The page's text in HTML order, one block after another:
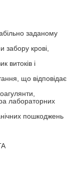
заданому
забору крові,
витоків і
що відповідає
лабораторних
пошкоджень